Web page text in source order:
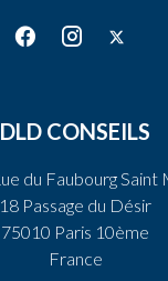
DLD CONSEILS
du Faubourg Saint
18 Passage du Désir
75010 Paris 10ème
France